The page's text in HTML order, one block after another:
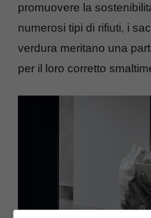
promuovere la
numerosi tipi di rifiuti, i
verdura meritano una
per il loro corretto